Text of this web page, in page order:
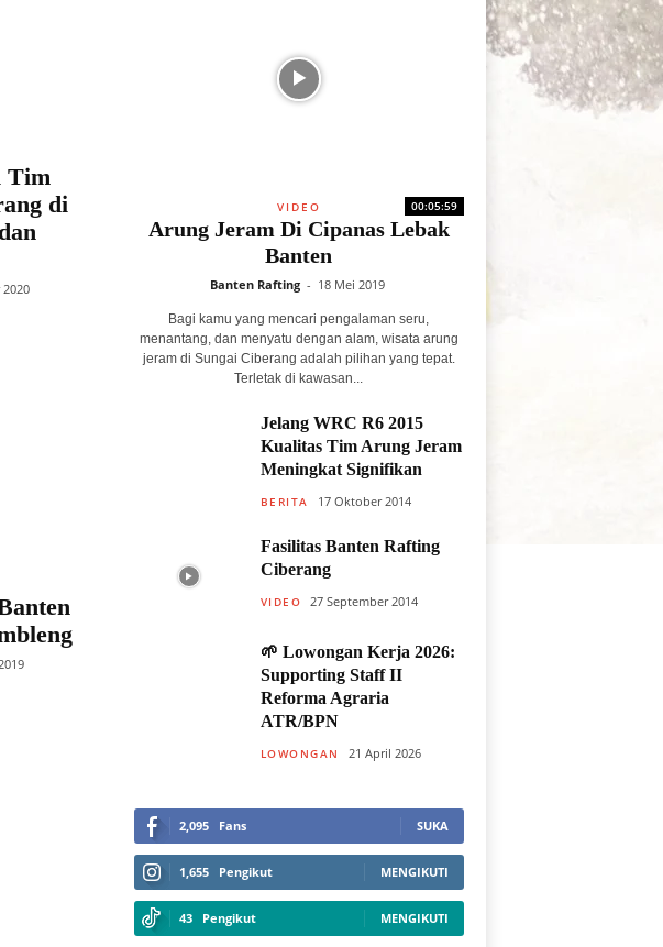
Tim
di
00:05:59
VIDEO
Arung Jeram Di Cipanas Lebak
Banten
Banten Rafting - 18 Mei 2019
Bagi kamu yang mencari pengalaman seru,
menantang, dan menyatu dengan alam, wisata arung
jeram di Sungai Ciberang adalah pilihan yang tepat.
Terletak di kawasan...
Jelang WRC R6 2015
Kualitas Tim Arung Jeram
Meningkat Signifikan
BERITA 17 Oktober 2014
Fasilitas Banten Rafting
Ciberang
VIDEO 27 September 2014
🌱 Lowongan Kerja 2026:
Supporting Staff II
Reforma Agraria
ATR/BPN
LOWONGAN 21 April 2026
2,095 Fans SUKA
1,655 Pengikut MENGIKUTI
43 Pengikut MENGIKUTI